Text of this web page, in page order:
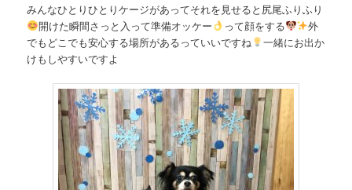
みんなひとりひとりケージがあってそれを見せると尻尾ふりふり
開けた瞬間さっと入って準備オッケー
って顔をする
外
でもどこでも安心する場所があるっていいですね
一緒にお出か
けもしやすいですよ